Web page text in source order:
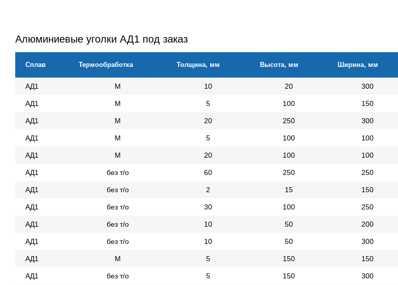
Алюминиевые уголки АД1 под заказ
Сплав Термообработка Толщина, мм Высота, мм Ширина, мм
АД1 М 10 20 300
АД1 М 5 100 150
АД1 М 20 250 300
АД1 М 5 100 100
АД1 М 20 100 100
АД1 без т/о 60 250 250
АД1 без т/о 2 15 150
АД1 без т/о 30 100 250
АД1 без т/о 10 50 200
АД1 без т/о 10 50 300
АД1 М 5 150 150
АД1 без т/о 5 150 300